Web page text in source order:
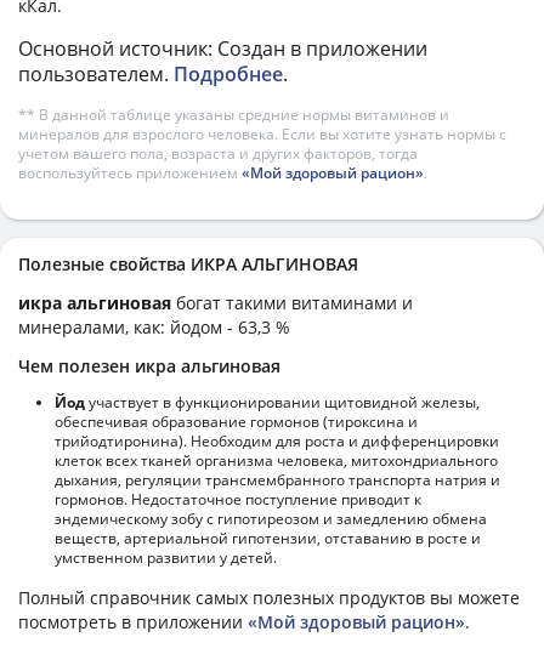
кКал.
Основной источник: Создан в приложении
пользователем. Подробнее.
** В данной таблице указаны средние нормы витаминов и
минералов для взрослого человека. Если вы хотите узнать нормы с
учетом вашего пола, возраста и других факторов, тогда
воспользуйтесь приложением «Мой здоровый рацион».
Полезные свойства ИКРА АЛЬГИНОВАЯ
икра альгиновая богат такими витаминами и
минералами, как: йодом - 63,3 %
Чем полезен икра альгиновая
Йодучаствует в функционировании щитовидной железы,
обеспечивая образование гормонов (тироксина и
трийодтиронина). Необходим для роста и дифференцировки
клеток всех тканей организма человека, митохондриального
дыхания, регуляции трансмембранного транспорта натрия и
гормонов. Недостаточное поступление приводит к
эндемическому зобу с гипотиреозом и замедлению обмена
веществ, артериальной гипотензии, отставанию в росте и
умственном развитии у детей.
Полный справочник самых полезных продуктов вы можете
посмотреть в приложении «Мой здоровый рацион».